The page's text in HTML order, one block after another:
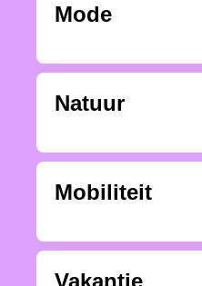
Mode
Natuur
Mobiliteit
Vakantie